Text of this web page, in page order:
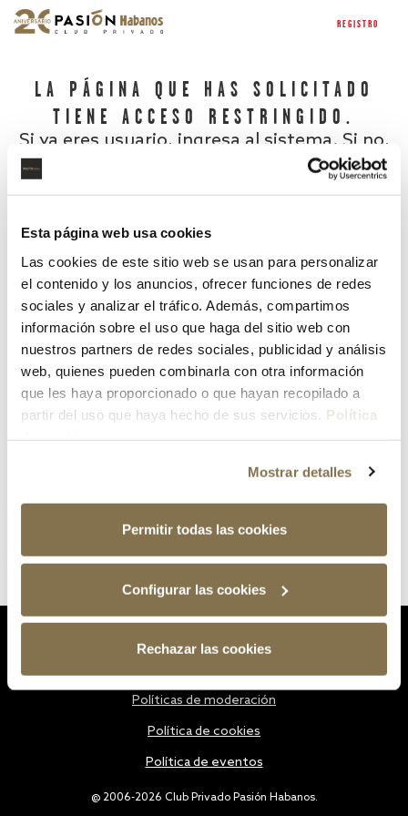
Esta página web usa cookies
Las cookies de este sitio web se usan para personalizar
el contenido y los anuncios, ofrecer funciones de redes
sociales y analizar el tráfico. Además, compartimos
información sobre el uso que haga del sitio web con
nuestros partners de redes sociales, publicidad y análisis
web, quienes pueden combinarla con otra información
que les haya proporcionado o que hayan recopilado a
partir del uso que haya hecho de sus servicios. Política
Mostrar detalles
Permitir todas las cookies
Configurar las cookies
Rechazar las cookies
REGISTRO
LA PÁGINA QUE HAS SOLICITADO
TIENE ACCESO RESTRINGIDO.
Si ya eres usuario, ingresa al sistema. Si no,
¿Has olvidado tu contraseña?
@ 2006-2026 Club Privado Pasión Habanos.
Políticas de moderación
Política de cookies
Política de eventos